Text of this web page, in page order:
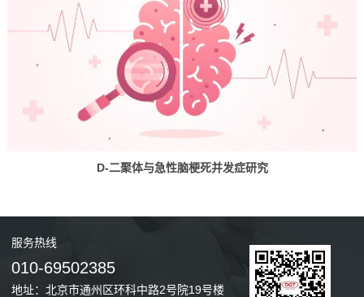
D-二聚体与急性脑梗死并发症研究
服务热线
010-69502385
地址：北京市通州区环科中路2号院19号楼